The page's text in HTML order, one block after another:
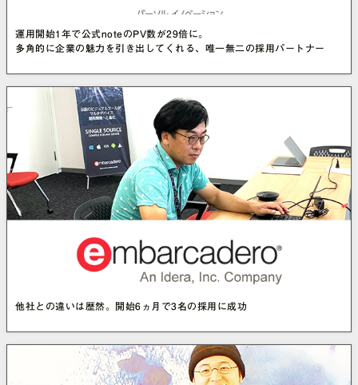
運用開始1年で公式noteのPV数が29倍に。
多角的に企業の魅力を引き出してくれる、唯一無二の採用パートナー
他社との違いは歴然。開始6ヵ月で3名の採用に成功